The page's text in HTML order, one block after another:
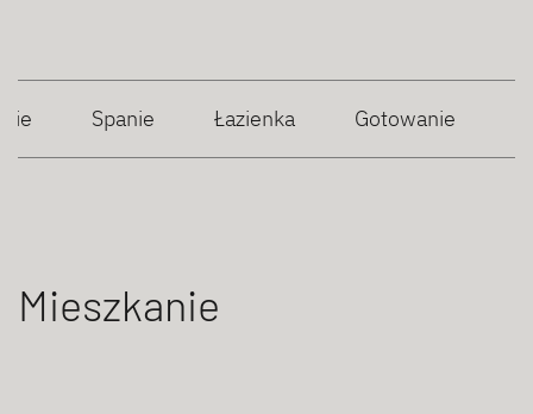
Spanie Łazienka Gotowanie
Mieszkanie